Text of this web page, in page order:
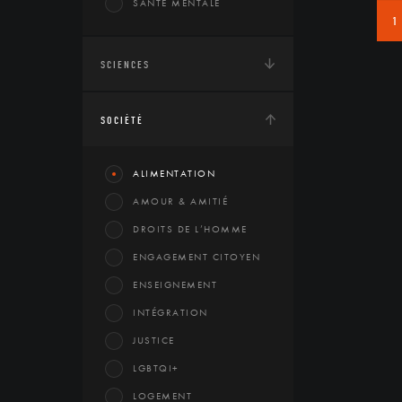
SANTÉ MENTALE
SCIENCES
SOCIÉTÉ
ALIMENTATION
AMOUR & AMITIÉ
DROITS DE L’HOMME
ENGAGEMENT CITOYEN
ENSEIGNEMENT
INTÉGRATION
JUSTICE
LGBTQI+
LOGEMENT
1